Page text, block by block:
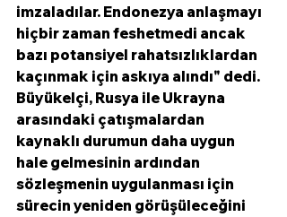
imzaladılar. Endonezya anlaşmayı
hiçbir zaman feshetmedi ancak
bazı potansiyel rahatsızlıklardan
kaçınmak için askıya alındı" dedi.
Büyükelçi, Rusya ile Ukrayna
arasındaki çatışmalardan
kaynaklı durumun daha uygun
hale gelmesinin ardından
sözleşmenin uygulanması için
sürecin yeniden görüşüleceğini